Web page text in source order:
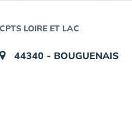
CPTS LOIRE ET LAC
44340 - BOUGUENAIS